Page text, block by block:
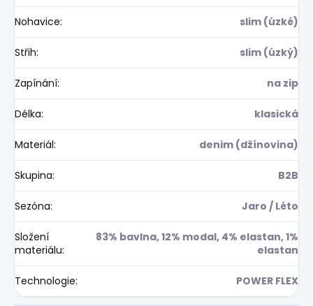
Nohavice: slim (úzké)
Střih: slim (úzký)
Zapínání: na zip
Délka: klasická
Materiál: denim (džínovina)
Skupina: B2B
Sezóna: Jaro / Léto
Složení
materiálu:
83% bavlna, 12% modal, 4% elastan, 1%
elastan
Technologie: POWER FLEX